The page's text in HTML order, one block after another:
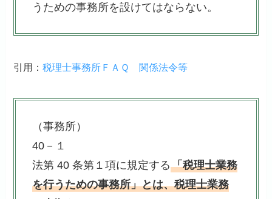
うための事務所を設けてはならない。
引用：税理士事務所ＦＡＱ 関係法令等
（事務所）
40－１
法第 40 条第１項に規定する「税理士業務
を行うための事務所」とは、税理士業務